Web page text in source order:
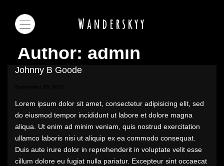
Wanderskyy
Author: admin
Johnny B Goode
Lorem ipsum dolor sit amet, consectetur adipisicing elit, sed
do eiusmod tempor incididunt ut labore et dolore magna
aliqua. Ut enim ad minim veniam, quis nostrud exercitation
ullamco laboris nisi ut aliquip ex ea commodo consequat.
Duis aute irure dolor in reprehenderit in voluptate velit esse
cillum dolore eu fugiat nulla pariatur. Excepteur sint occaecat